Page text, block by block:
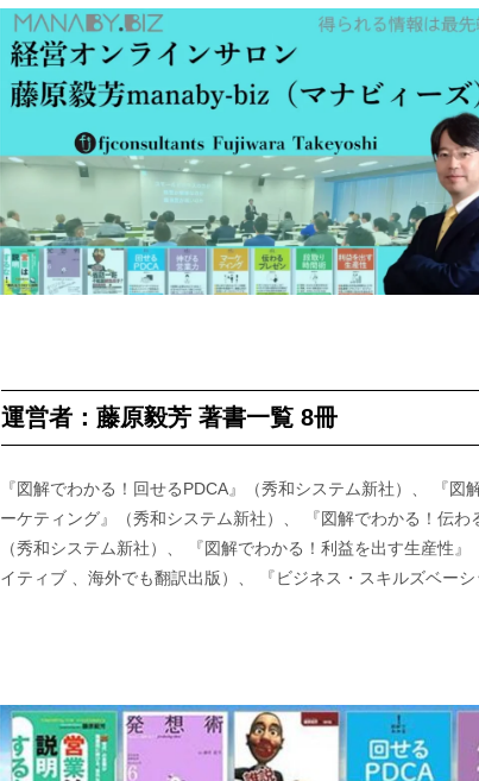
運営者：藤原毅芳 著書一覧 8冊
『図解でわかる！回せるPDCA』（秀和システム新社）、 『
ーケティング』（秀和システム新社）、 『図解でわかる！伝
（秀和システム新社）、 『図解でわかる！利益を出す生産性
イティブ 、海外でも翻訳出版）、 『ビジネス・スキルズベー